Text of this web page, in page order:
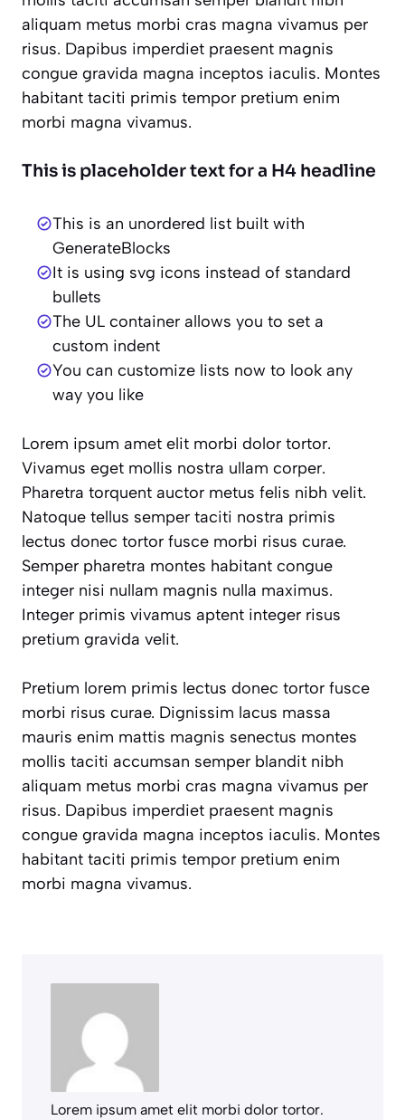
aliquam metus morbi cras magna vivamus per
risus. Dapibus imperdiet praesent magnis
congue gravida magna inceptos iaculis. Montes
habitant taciti primis tempor pretium enim
morbi magna vivamus.
This is placeholder text for a H4 headline
This is an unordered list built with
GenerateBlocks
It is using svg icons instead of standard
bullets
The UL container allows you to set a
custom indent
You can customize lists now to look any
way you like
Lorem ipsum amet elit morbi dolor tortor.
Vivamus eget mollis nostra ullam corper.
Pharetra torquent auctor metus felis nibh velit.
Natoque tellus semper taciti nostra primis
lectus donec tortor fusce morbi risus curae.
Semper pharetra montes habitant congue
integer nisi nullam magnis nulla maximus.
Integer primis vivamus aptent integer risus
pretium gravida velit.
Pretium lorem primis lectus donec tortor fusce
morbi risus curae. Dignissim lacus massa
mauris enim mattis magnis senectus montes
mollis taciti accumsan semper blandit nibh
aliquam metus morbi cras magna vivamus per
risus. Dapibus imperdiet praesent magnis
congue gravida magna inceptos iaculis. Montes
habitant taciti primis tempor pretium enim
morbi magna vivamus.
Lorem ipsum amet elit morbi dolor tortor.